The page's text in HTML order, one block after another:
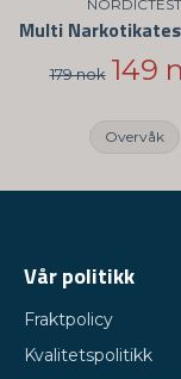
NORDICTEST
179 nok 149
Overvåk
Vår politikk
Fraktpolicy
Kvalitetspolitikk